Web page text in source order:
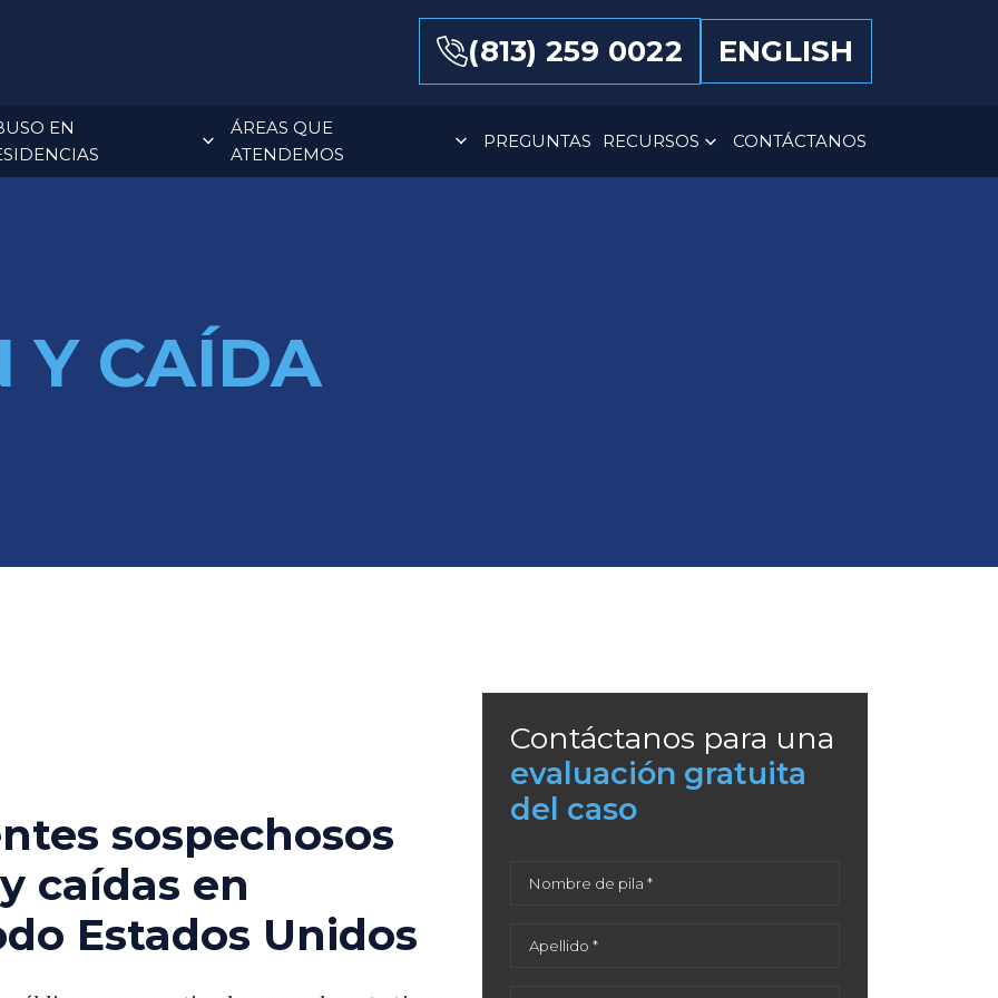
(813) 259 0022 ENGLISH
EN
ÁREAS QUE
ATENDEMOS
PREGUNTAS RECURSOS CONTÁCTANOS
Y CAÍDA
sospechosos
caídas en
Estados Unidos
Contáctanos para una
evaluación gratuita
del caso